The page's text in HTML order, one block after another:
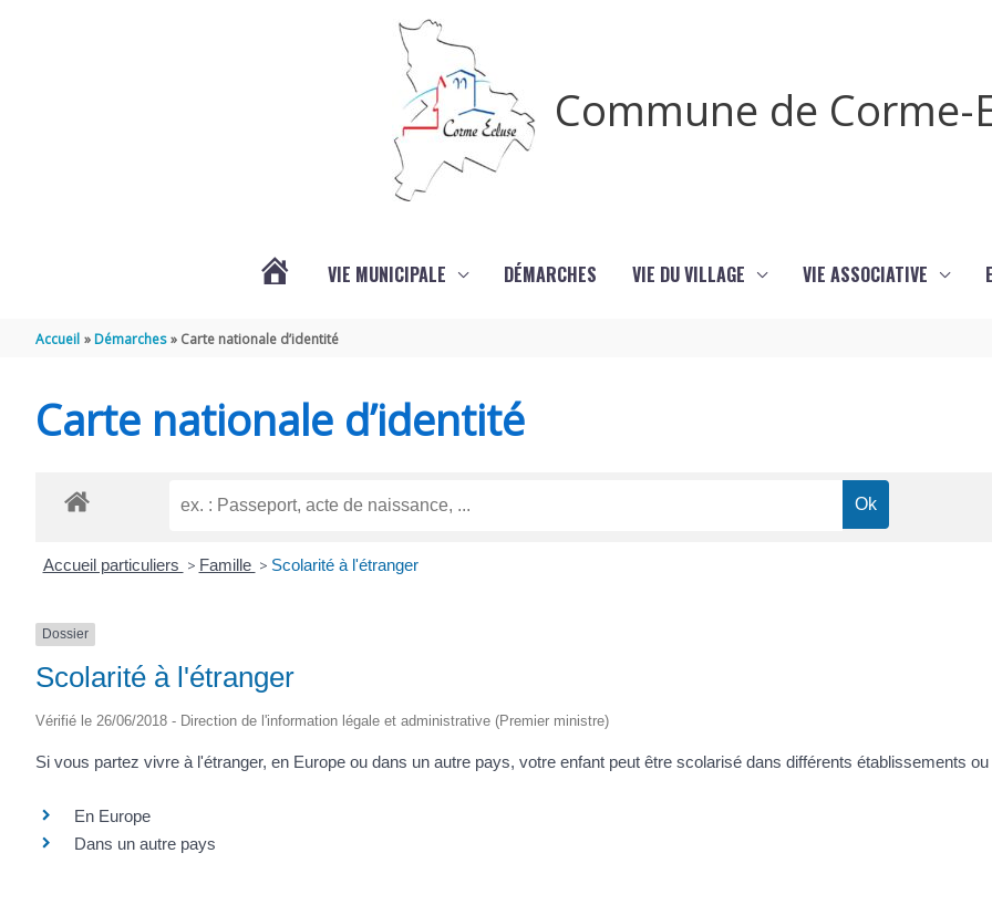
Commune de Corme-
VIE MUNICIPALE DÉMARCHES VIE DU VILLAGE VIE ASSOCIATIVE
Accueil Démarches Carte nationale d’identité
Carte nationale d’identité
Accueil particuliers > Famille > Scolarité à l'étranger
Dossier
Scolarité à l'étranger
Vérifié le 26/06/2018 - Direction de l'information légale et administrative (Premier ministre)
Si vous partez vivre à l'étranger, en Europe ou dans un autre pays, votre enfant peut être scolarisé dans différents établissements
En Europe
Dans un autre pays